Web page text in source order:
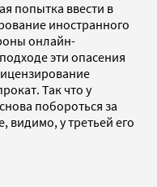
попытка ввести в
иностранного
онлайн-
эти опасения
Так что у
побороться за
видимо, у третьей его